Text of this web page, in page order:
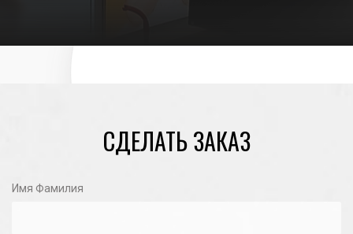
СДЕЛАТЬ ЗАКАЗ
Имя Фамилия